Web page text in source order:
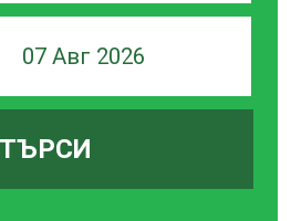
07 Авг 2026
ТЪРСИ